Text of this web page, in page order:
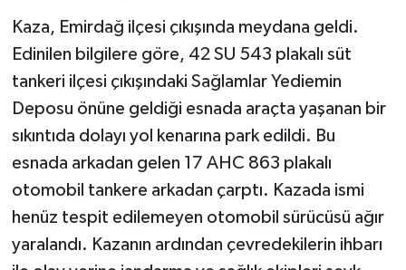
Kaza, Emirdağ ilçesi çıkışında meydana geldi.
Edinilen bilgilere göre, 42 SU 543 plakalı süt
tankeri ilçesi çıkışındaki Sağlamlar Yediemin
Deposu önüne geldiği esnada araçta yaşanan bir
sıkıntıda dolayı yol kenarına park edildi. Bu
esnada arkadan gelen 17 AHC 863 plakalı
otomobil tankere arkadan çarptı. Kazada ismi
henüz tespit edilemeyen otomobil sürücüsü ağır
yaralandı. Kazanın ardından çevredekilerin ihbarı